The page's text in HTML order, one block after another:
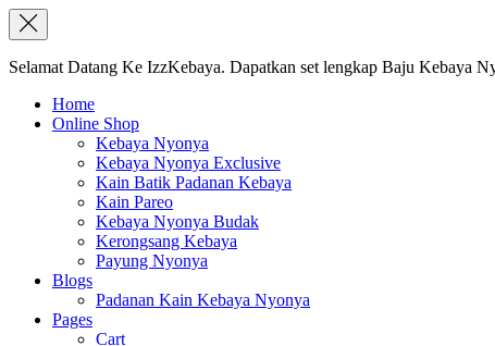
Selamat Datang Ke IzzKebaya. Dapatkan set lengkap Baju Kebaya
Home
Online Shop
Kebaya Nyonya
Kebaya Nyonya Exclusive
Kain Batik Padanan Kebaya
Kain Pareo
Kebaya Nyonya Budak
Kerongsang Kebaya
Payung Nyonya
Blogs
Padanan Kain Kebaya Nyonya
Pages
Cart